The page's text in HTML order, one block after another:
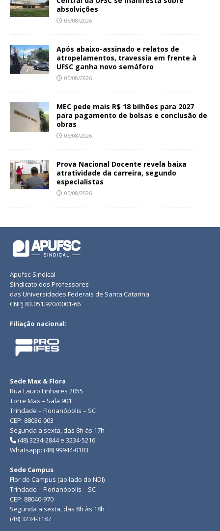
absolvições
05/08/2026
Após abaixo-assinado e relatos de
atropelamentos, travessia em frente à
UFSC ganha novo semáforo
05/08/2026
MEC pede mais R$ 18 bilhões para 2027
para pagamento de bolsas e conclusão de
obras
05/08/2026
Prova Nacional Docente revela baixa
atratividade da carreira, segundo
especialistas
05/08/2026
Apufsc-Sindical
Sindicato dos Professores
das Universidades Federais de Santa Catarina
CNPJ 83.051.920/0001-66
Filiação nacional:
Sede Max & Flora
Rua Lauro Linhares 2055
Torre Max – Sala 901
Trindade – Florianópolis – SC
CEP: 88036-003
Segunda a sexta, das 8h às 17h
(48) 3234-2844 e 3234-5216
Whatsapp: (48) 99944-0103
Sede Campus
Flor do Campus (ao lado do NDI)
Trindade – Florianópolis – SC
CEP: 88040-970
Segunda a sexta, das 8h às 18h
(48) 3234-3187